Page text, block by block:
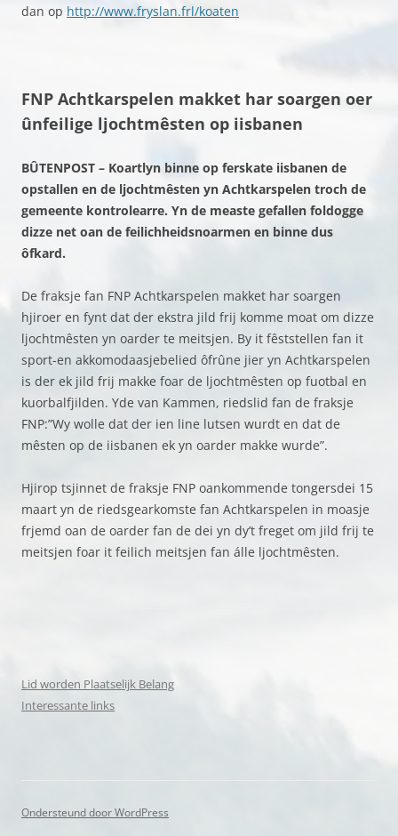
dan op http://www.fryslan.frl/koaten
FNP Achtkarspelen makket har soargen oer
ûnfeilige ljochtmêsten op iisbanen
BÛTENPOST – Koartlyn binne op ferskate iisbanen de
opstallen en de ljochtmêsten yn Achtkarspelen troch de
gemeente kontrolearre. Yn de measte gefallen foldogge
dizze net oan de feilichheidsnoarmen en binne dus
ôfkard.
De fraksje fan FNP Achtkarspelen makket har soargen
hjiroer en fynt dat der ekstra jild frij komme moat om dizze
ljochtmêsten yn oarder te meitsjen. By it fêststellen fan it
sport-en akkomodaasjebelied ôfrûne jier yn Achtkarspelen
is der ek jild frij makke foar de ljochtmêsten op fuotbal en
kuorbalfjilden. Yde van Kammen, riedslid fan de fraksje
FNP:”Wy wolle dat der ien line lutsen wurdt en dat de
mêsten op de iisbanen ek yn oarder makke wurde”.
Hjirop tsjinnet de fraksje FNP oankommende tongersdei 15
maart yn de riedsgearkomste fan Achtkarspelen in moasje
frjemd oan de oarder fan de dei yn dy’t freget om jild frij te
meitsjen foar it feilich meitsjen fan álle ljochtmêsten.
Lid worden Plaatselijk Belang
Interessante links
Ondersteund door WordPress